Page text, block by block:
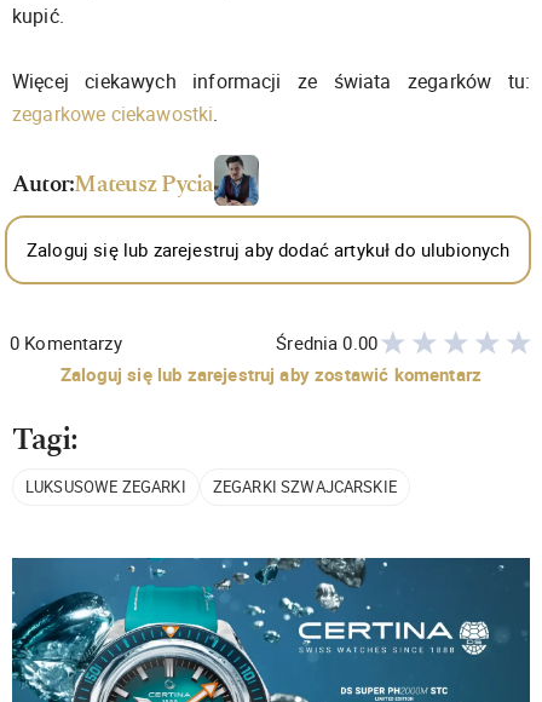
kupić.
Więcej ciekawych informacji ze świata zegarków tu:
zegarkowe ciekawostki.
Autor:Mateusz Pycia
Zaloguj się lub zarejestruj aby dodać artykuł do ulubionych
0 Komentarzy Średnia0.00
Zaloguj się lub zarejestruj aby zostawić komentarz
Tagi:
LUKSUSOWE ZEGARKI ZEGARKI SZWAJCARSKIE